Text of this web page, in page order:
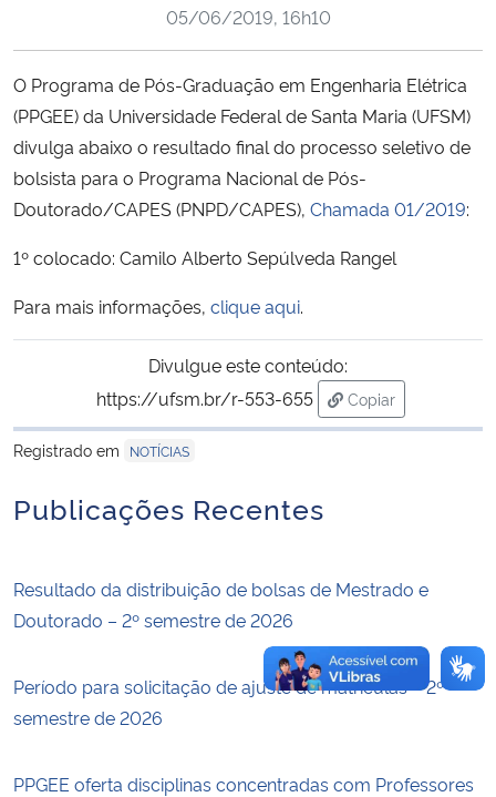
Ministério do Turismo
Ministério do Desenvolvimento Regional
Controladoria-Geral da União
Ministério da Mulher, da Família e dos Direitos Humanos
Secretaria de Governo
Gabinete de Segurança Institucional
Advocacia-Geral da União
Banco Central do Brasil
05/06/2019, 16h10
O Programa de Pós-Graduação em Engenharia Elétrica
(PPGEE) da Universidade Federal de Santa Maria (UFSM)
divulga abaixo o resultado final do processo seletivo de
bolsista para o Programa Nacional de Pós-
Doutorado/CAPES (PNPD/CAPES), Chamada 01/2019:
1º colocado: Camilo Alberto Sepúlveda Rangel
Para mais informações, clique aqui.
Divulgue este conteúdo:
https://ufsm.br/r-553-655
Copiar
para área de
Registrado em
NOTÍCIAS
Publicações Recentes
Resultado da distribuição de bolsas de Mestrado e
Doutorado – 2º semestre de 2026
Período para solicitação de ajuste de matrículas – 2º
semestre de 2026
PPGEE oferta disciplinas concentradas com Professores